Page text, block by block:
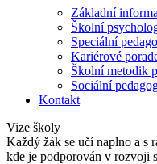
Základní
Školní
Speciální
Kariérové
Školní metodik
Sociální
Kontakt
Vize školy
Každý žák se učí naplno a s
kde je podporován v rozvoji